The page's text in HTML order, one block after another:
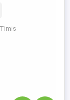
intr-un
la cheie, finisate